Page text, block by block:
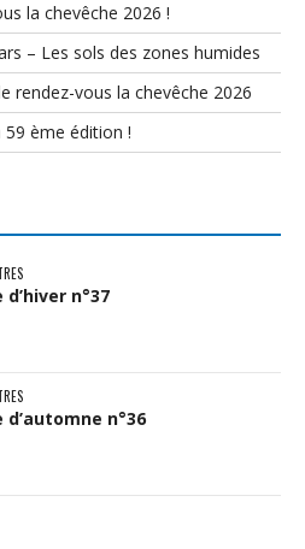
la chevêche 2026 !
– Les sols des zones humides
rendez-vous la chevêche 2026
ème édition !
n°37
n°36